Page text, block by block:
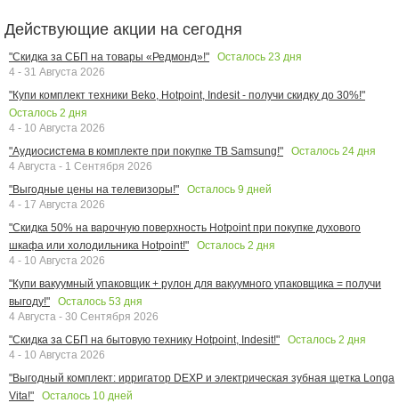
Действующие акции на сегодня
"Скидка за СБП на товары «Редмонд»!" Осталось 23 дня
4 - 31 Августа 2026
"Купи комплект техники Beko, Hotpoint, Indesit - получи скидку до 30%!"
Осталось 2 дня
4 - 10 Августа 2026
"Аудиосистема в комплекте при покупке ТВ Samsung!"
Осталось 24 дня
4 Августа - 1 Сентября 2026
"Выгодные цены на телевизоры!"
Осталось 9 дней
4 - 17 Августа 2026
"Скидка 50% на варочную поверхность Hotpoint при покупке духового
шкафа или холодильника Hotpoint!"
Осталось 2 дня
4 - 10 Августа 2026
"Купи вакуумный упаковщик + рулон для вакуумного упаковщика = получи
выгоду!"
Осталось 53 дня
4 Августа - 30 Сентября 2026
"Скидка за СБП на бытовую технику Hotpoint, Indesit!"
Осталось 2 дня
4 - 10 Августа 2026
"Выгодный комплект: ирригатор DEXP и электрическая зубная щетка Longa
Vita!"
Осталось 10 дней